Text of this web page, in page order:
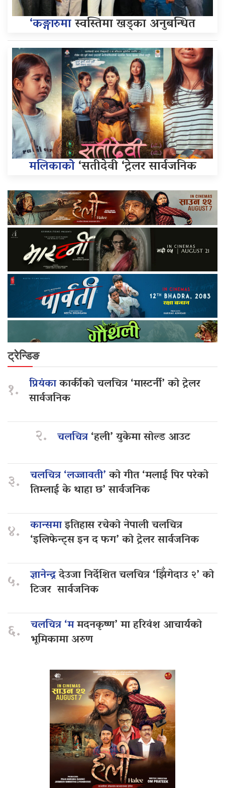
‘कङ्गारुमास्वस्तिमा खड्का अनुबन्धित
मलिकाको‘सतीदेवी ‘ट्रेलर सार्वजनिक
ट्रेन्डिङ
१. प्रियंकाकार्कीको चलचित्र ‘मास्टर्नी’ को ट्रेलर
सार्वजनिक
२. चलचित्र‘हली’ युकेमा सोल्ड आउट
३. चलचित्र ‘लज्जावती’को गीत ‘मलाई पिर परेको
तिम्लाई के थाहा छ’ सार्वजनिक
४. कान्समाइतिहास रचेको नेपाली चलचित्र
‘इलिफेन्ट्स इन द फग’ को ट्रेलर सार्वजनिक
५. ज्ञानेन्द्रदेउजा निर्देशित चलचित्र ‘झिँगेदाउ २’ को
टिजर सार्वजनिक
६. चलचित्र ‘ममदनकृष्ण’ मा हरिवंश आचार्यको
भूमिकामा अरुण